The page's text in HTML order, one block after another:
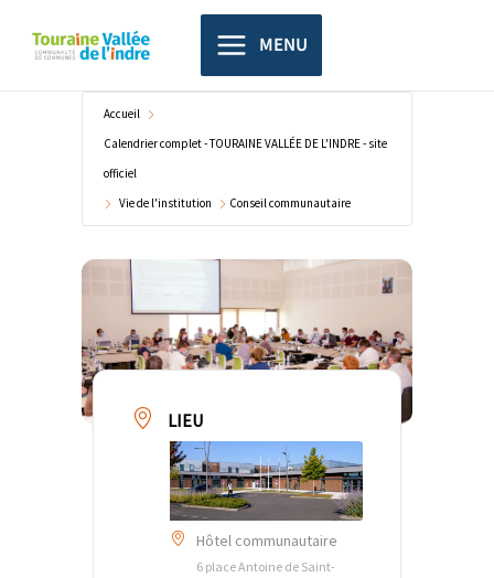
principal
MENU
Accueil
Calendrier complet - TOURAINE VALLÉE DE L'INDRE - site
officiel
Vie de l'institution
Conseil communautaire
LIEU
Hôtel communautaire
6 place Antoine de Saint-